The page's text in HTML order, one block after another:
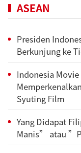
Beijing Banget
ASEAN
Presiden
Berkunjung ke
Indonesia Movie
Syuting Film
Yang Didapat
Manis” atau